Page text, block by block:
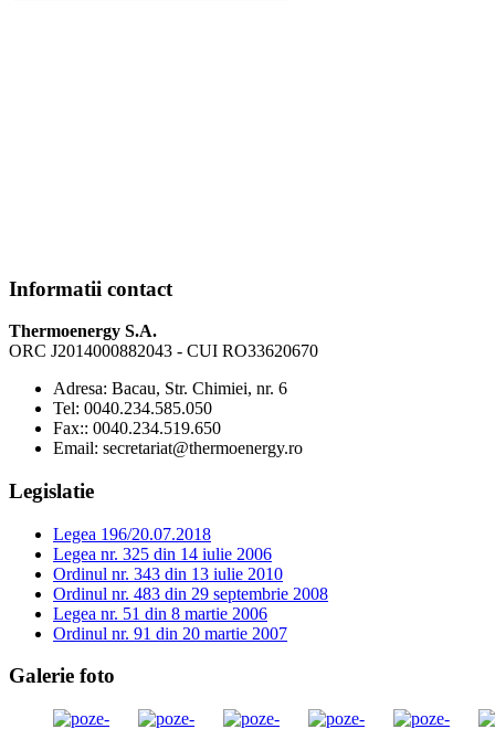
Informatii contact
Thermoenergy S.A.
ORC J2014000882043 - CUI RO33620670
Adresa: Bacau, Str. Chimiei, nr. 6
Tel: 0040.234.585.050
Fax:: 0040.234.519.650
Email: secretariat@thermoenergy.ro
Legislatie
Legea 196/20.07.2018
Legea nr. 325 din 14 iulie 2006
Ordinul nr. 343 din 13 iulie 2010
Ordinul nr. 483 din 29 septembrie 2008
Legea nr. 51 din 8 martie 2006
Ordinul nr. 91 din 20 martie 2007
Galerie foto